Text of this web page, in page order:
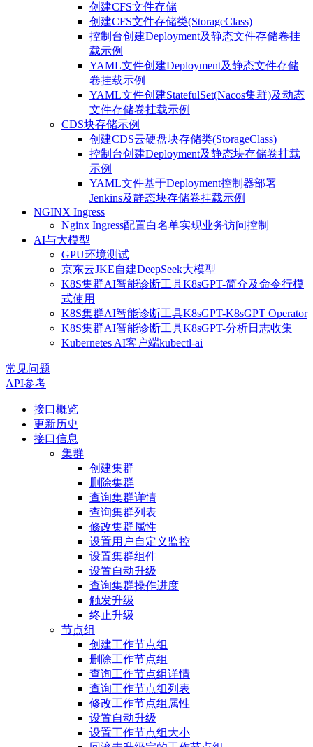
创建CFS文件存储
创建CFS文件存储类(StorageClass)
控制台创建Deployment及静态文件存储卷挂
载示例
YAML文件创建Deployment及静态文件存储
卷挂载示例
YAML文件创建StatefulSet(Nacos集群)及动态
文件存储卷挂载示例
CDS块存储示例
创建CDS云硬盘块存储类(StorageClass)
控制台创建Deployment及静态块存储卷挂载
示例
YAML文件基于Deployment控制器部署
Jenkins及静态块存储卷挂载示例
NGINX Ingress
Nginx Ingress配置白名单实现业务访问控制
AI与大模型
GPU环境测试
京东云JKE自建DeepSeek大模型
K8S集群AI智能诊断工具K8sGPT-简介及命令行模
式使用
K8S集群AI智能诊断工具K8sGPT-K8sGPT Operator
K8S集群AI智能诊断工具K8sGPT-分析日志收集
Kubernetes AI客户端kubectl-ai
常见问题
API参考
接口概览
更新历史
接口信息
集群
创建集群
删除集群
查询集群详情
查询集群列表
修改集群属性
设置用户自定义监控
设置集群组件
设置自动升级
查询集群操作进度
触发升级
终止升级
节点组
创建工作节点组
删除工作节点组
查询工作节点组详情
查询工作节点组列表
修改工作节点组属性
设置自动升级
设置工作节点组大小